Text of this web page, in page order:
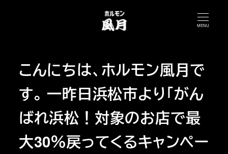
MENU
こんにちは、ホルモン風月で
す。 一昨日浜松市より「がん
ばれ浜松！対象のお店で最
大30％戻ってくるキャンペー